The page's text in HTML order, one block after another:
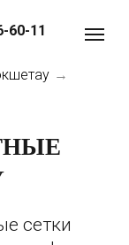
60-11
→
сетки